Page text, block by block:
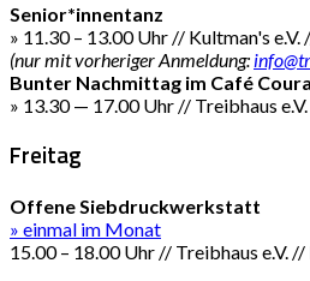
Senior*innentanz
» 11.30 – 13.00 Uhr // Kultman's
(nur mit vorheriger Anmeldung:
Bunter Nachmittag im Café
» 13.30 — 17.00 Uhr // Treibhaus
Freitag
Offene Siebdruckwerkstatt
» einmal im Monat
15.00 – 18.00 Uhr // Treibhaus e.V.